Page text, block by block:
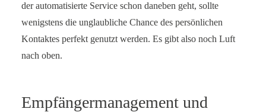
der automatisierte Service schon daneben geht, sollte
wenigstens die unglaubliche Chance des persönlichen
Kontaktes perfekt genutzt werden. Es gibt also noch Luft
nach oben.
Empfängermanagement und